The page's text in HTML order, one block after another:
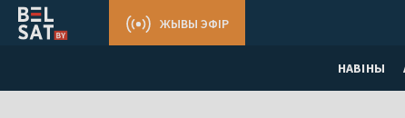
НАВІНЫ
ЖЫВЫ ЭФІР